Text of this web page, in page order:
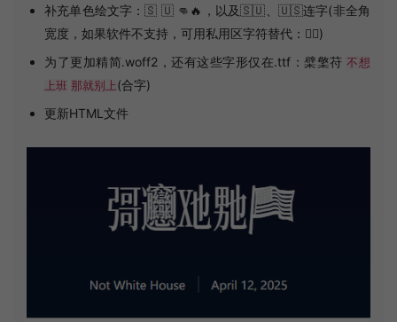
补充单色绘文字：🇸 🇺 👊🔥，以及🇸🇺、🇺🇸连字(非全角
宽度，如果软件不支持，可用私用区字符替代：󽼌󾓦)
为了更加精简.woff2，还有这些字形仅在.ttf：檗檠苻不想
上班 那就别上 (合字)
更新HTML文件